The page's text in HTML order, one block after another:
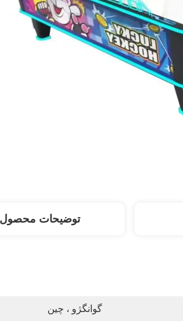
توضیحات محصول
گوانگژو ، چین